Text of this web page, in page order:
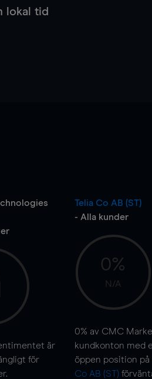
lokal tid
är
för
Telia Co AB (ST)
- Alla kunder
0%
N/A
0% av CMC
kundkonton med
öppen position på
Co AB (ST)